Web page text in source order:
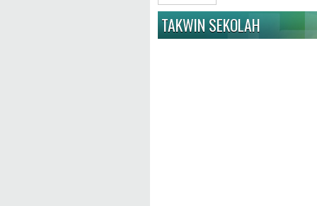
TAKWIN SEKOLAH